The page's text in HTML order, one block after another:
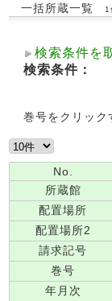
一括所蔵一覧 1
検索条件を
検索条件：
巻号をクリック
No.
所蔵館
配置場所
配置場所2
請求記号
巻号
年月次